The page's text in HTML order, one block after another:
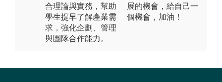
合理論與實務，幫助
學生提早了解產業需
求，強化企劃、管理
與團隊合作能力。
展的機會，給自己一
個機會，加油！